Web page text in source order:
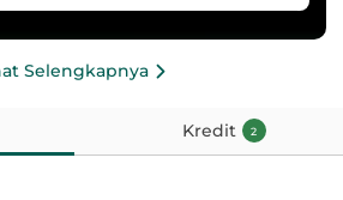
Selengkapnya
Kredit 2